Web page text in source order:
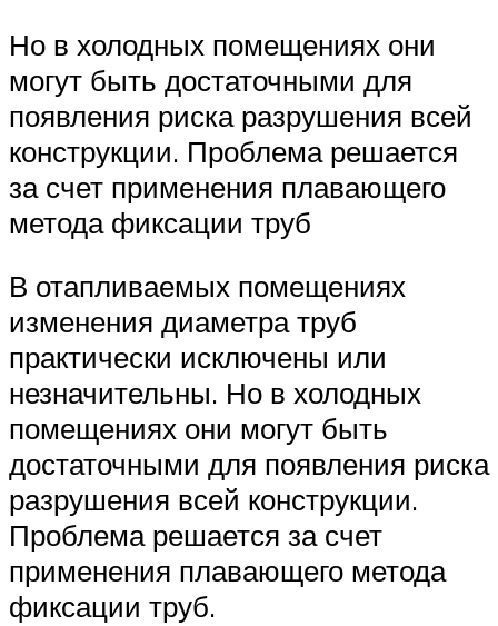
Но в холодных помещениях они
могут быть достаточными для
появления риска разрушения всей
конструкции. Проблема решается
за счет применения плавающего
метода фиксации труб
В отапливаемых помещениях
изменения диаметра труб
практически исключены или
незначительны. Но в холодных
помещениях они могут быть
достаточными для появления риска
разрушения всей конструкции.
Проблема решается за счет
применения плавающего метода
фиксации труб.